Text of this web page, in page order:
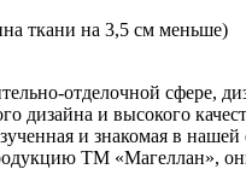
ткани на 3,5 см меньше)
отделочной сфере,
дизайна и высокого
и знакомая в
ТМ «Магеллан»,